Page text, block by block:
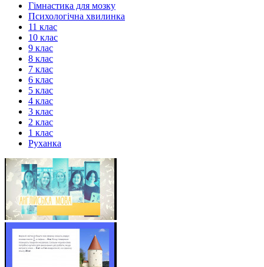
Гімнастика для мозку
Психологічна хвилинка
11 клас
10 клас
9 клас
8 клас
7 клас
6 клас
5 клас
4 клас
3 клас
2 клас
1 клас
Руханка